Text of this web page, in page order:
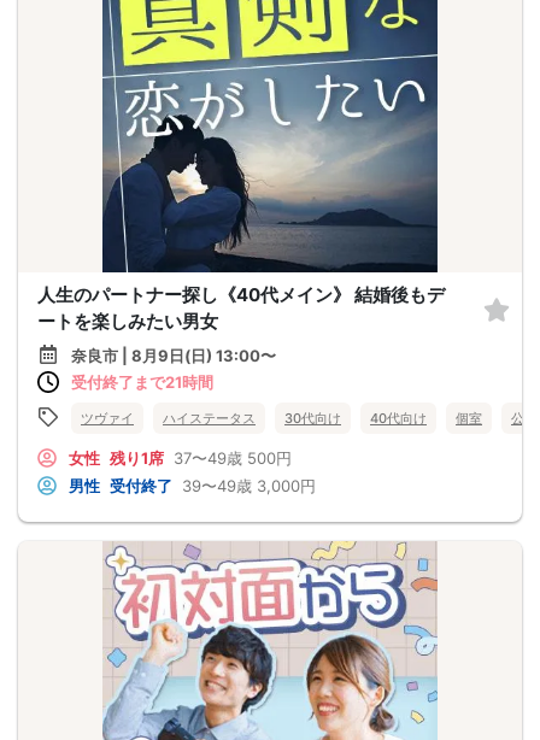
人生のパートナー探し《40代メイン》 結婚後もデ
ートを楽しみたい男女
奈良市 | 8月9日(日) 13:00〜
受付終了まで21時間
ツヴァイ ハイステータス 30代向け 40代向け 個室 公
女性 残り1席 37〜49歳 500円
男性 受付終了 39〜49歳 3,000円